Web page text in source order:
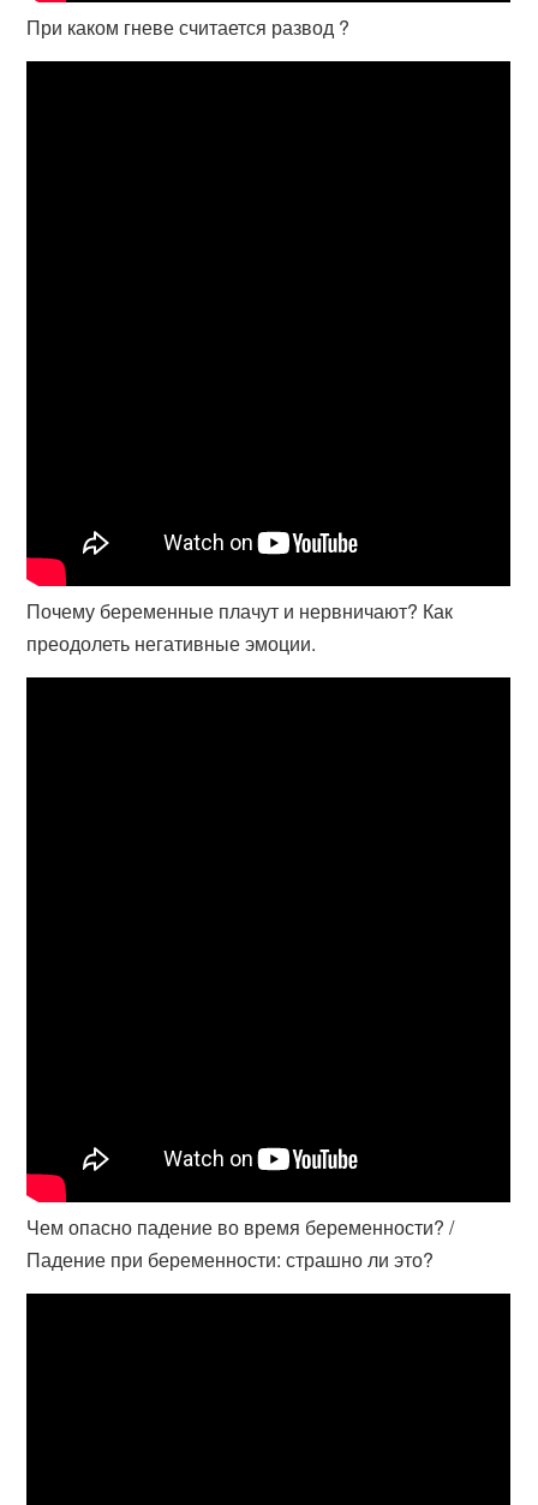
При каком гневе считается развод ?
Почему беременные плачут и нервничают? Как
преодолеть негативные эмоции.
Чем опасно падение во время беременности? /
Падение при беременности: страшно ли это?